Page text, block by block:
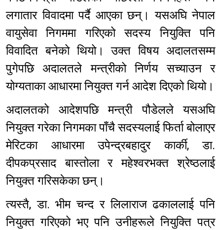
लगातार विवादमा पर्दै आएका छन्। यसअघि नेपाल
वायुसेवा निगममा गरिएको सदस्य नियुक्ति पनि
विवादित बनेको थियो। उक्त विषय अदालतसम्म
पुगेपछि अदालतले मन्त्रीको निर्णय सच्याउन र
योग्यताका आधारमा नियुक्त गर्न आदेश दिएको थियो।
अदालतको आदेशपछि मन्त्री पौडेलले यसअघि
नियुक्त गरेका निगमका पाँचै सदस्यलाई फिर्ता बोलाएर
मेरिटका आधारमा उपेन्द्रबहादुर कार्की, डा.
दीपकप्रसाद बास्तोला र महेश्वरभक्त श्रेष्ठलाई
नियुक्त गरिसकेका छन्।
त्यस्तै, डा. भीम चन्द र लिलाराज ढकाललाई पनि
नियुक्त गरिएको भए पनि उनीहरूले नियुक्ति पत्र